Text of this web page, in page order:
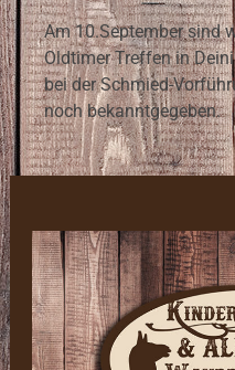
Am 10.September sind
Oldtimer Treffen in
bei der Schmied-
noch bekanntgegeben.